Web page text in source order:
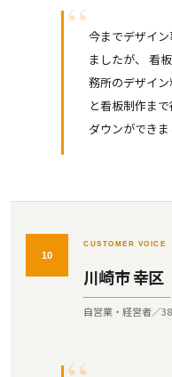
今までデザイ
ましたが、 看
務所のデザイ
と看板制作ま
ダウンができま
10
CUSTOMER VOICE
川崎市 幸区
自営業・経営者／